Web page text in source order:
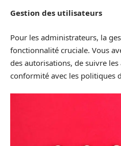
Gestion des utilisateurs
Pour les administrateurs, la
fonctionnalité cruciale. Vous
des autorisations, de suivre les
conformité avec les politiques